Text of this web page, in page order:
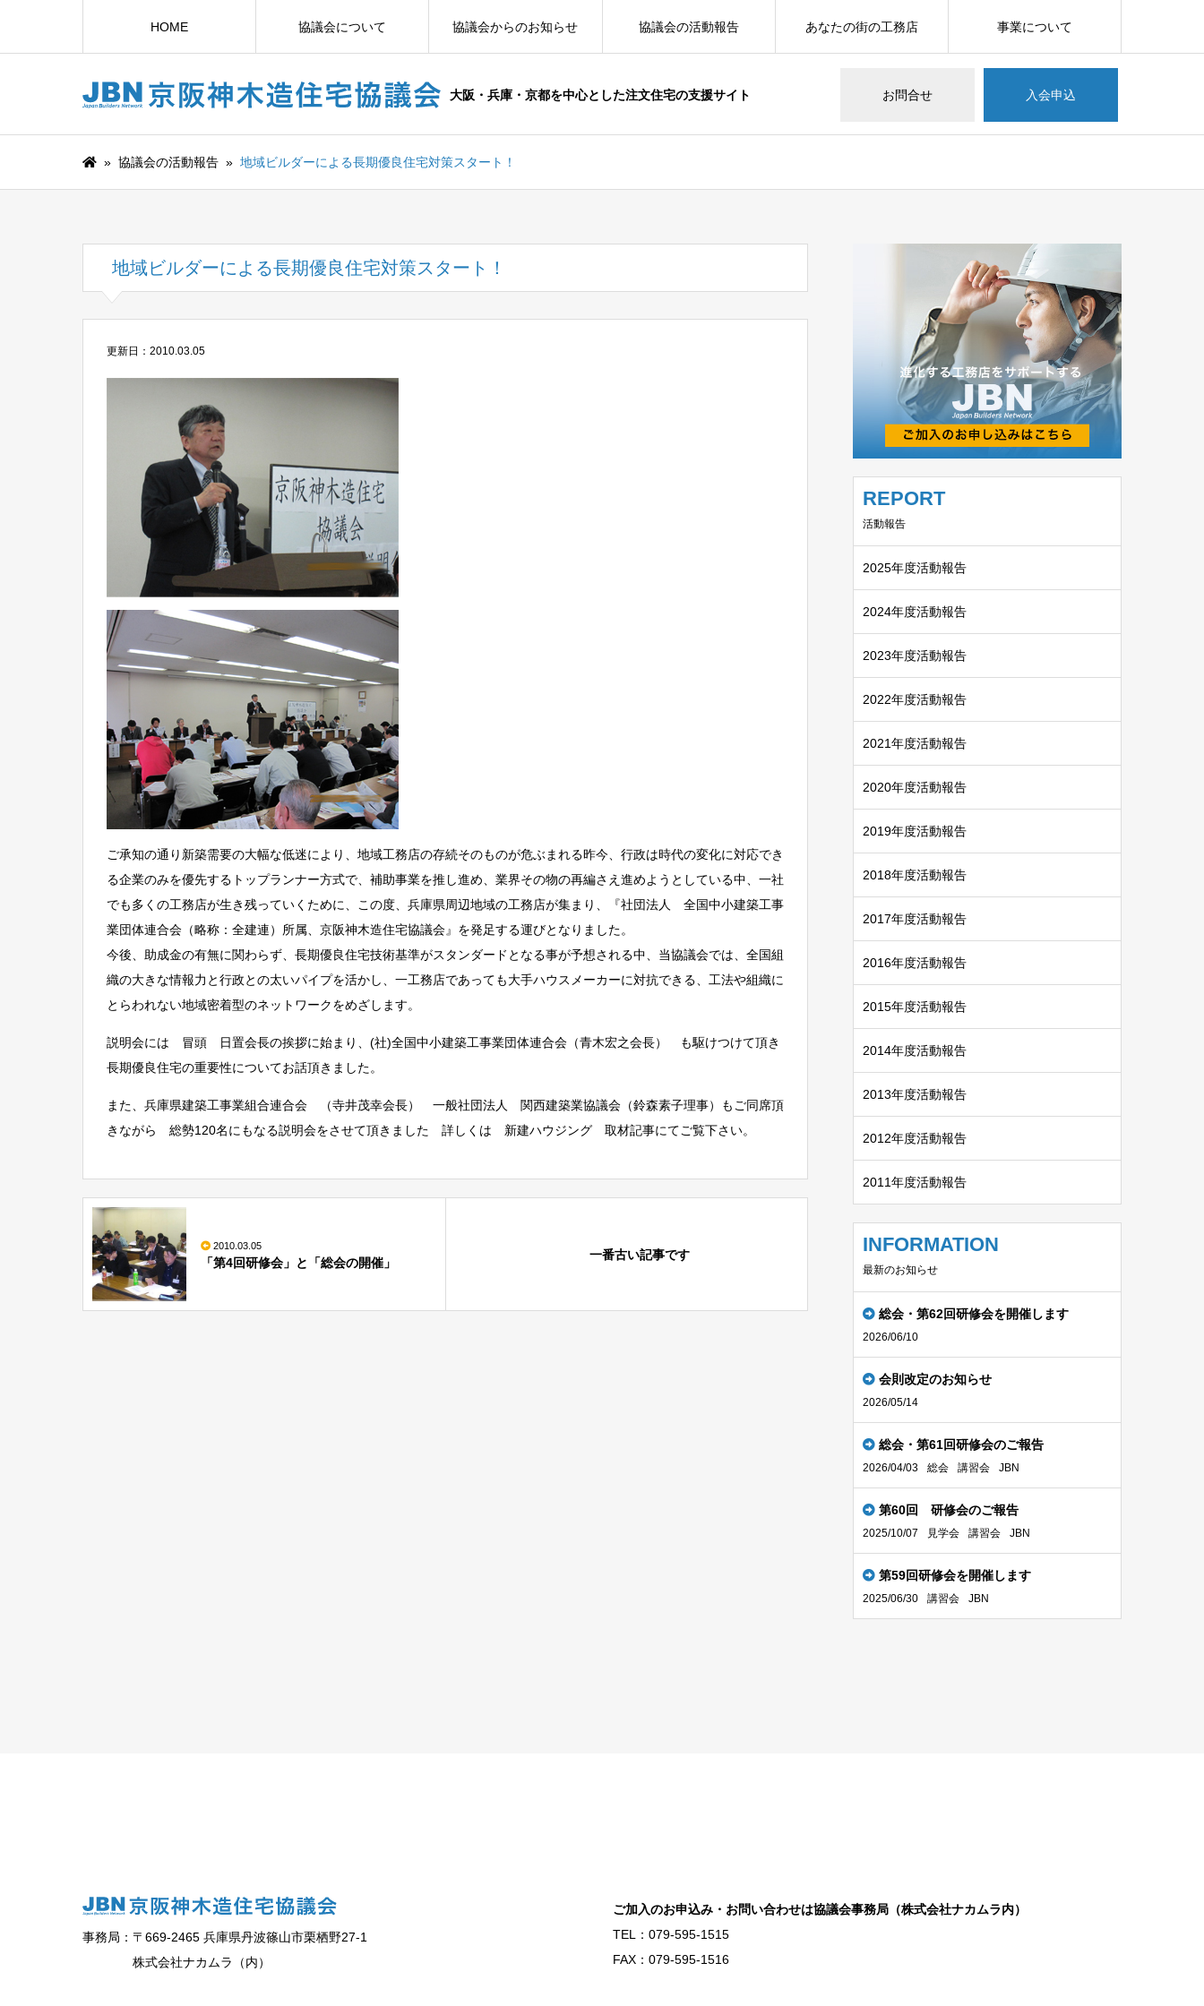
大阪・兵庫・京都を中心とした注文住宅の支援サイト お問合せ 入会申込
HOME 協議会について 協議会からのお知らせ 協議会の活動報告 あなたの街の工務店 事業について
» 協議会の活動報告 » 地域ビルダーによる長期優良住宅対策スタート！
地域ビルダーによる長期優良住宅対策スタート！
更新日：2010.03.05
ご承知の通り新築需要の大幅な低迷により、地域工務店の存続そのものが危ぶまれる昨今、行政は時代の変化に対応でき
る企業のみを優先するトップランナー方式で、補助事業を推し進め、業界その物の再編さえ進めようとしている中、一社
でも多くの工務店が生き残っていくために、この度、兵庫県周辺地域の工務店が集まり、『社団法人 全国中小建築工事
業団体連合会（略称：全建連）所属、京阪神木造住宅協議会』を発足する運びとなりました。
今後、助成金の有無に関わらず、長期優良住宅技術基準がスタンダードとなる事が予想される中、当協議会では、全国組
織の大きな情報力と行政との太いパイプを活かし、一工務店であっても大手ハウスメーカーに対抗できる、工法や組織に
とらわれない地域密着型のネットワークをめざします。
説明会には 冒頭 日置会長の挨拶に始まり、(社)全国中小建築工事業団体連合会（青木宏之会長） も駆けつけて頂き
長期優良住宅の重要性についてお話頂きました。
また、兵庫県建築工事業組合連合会 （寺井茂幸会長） 一般社団法人 関西建築業協議会（鈴森素子理事）もご同席頂
きながら 総勢120名にもなる説明会をさせて頂きました 詳しくは 新建ハウジング 取材記事にてご覧下さい。
2010.03.05
「第4回研修会」と「総会の開催」
一番古い記事です
REPORT
活動報告
2025年度活動報告
2024年度活動報告
2023年度活動報告
2022年度活動報告
2021年度活動報告
2020年度活動報告
2019年度活動報告
2018年度活動報告
2017年度活動報告
2016年度活動報告
2015年度活動報告
2014年度活動報告
2013年度活動報告
2012年度活動報告
2011年度活動報告
INFORMATION
最新のお知らせ
総会・第62回研修会を開催します
2026/06/10
会則改定のお知らせ
2026/05/14
総会・第61回研修会のご報告
2026/04/03 総会 講習会 JBN
第60回 研修会のご報告
2025/10/07 見学会 講習会 JBN
第59回研修会を開催します
2025/06/30 講習会 JBN
事務局：〒669-2465 兵庫県丹波篠山市栗栖野27-1
株式会社ナカムラ（内）
ご加入のお申込み・お問い合わせは協議会事務局（株式会社ナカムラ内）
TEL：079-595-1515
FAX：079-595-1516